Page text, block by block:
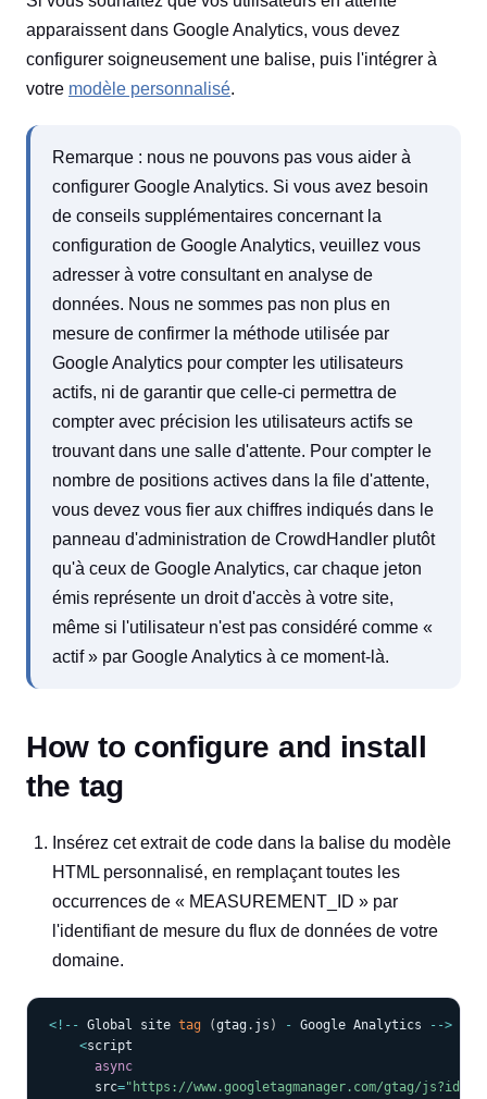
apparaissent dans Google Analytics, vous devez
configurer soigneusement une balise, puis l'intégrer à
votre modèle personnalisé.
Remarque : nous ne pouvons pas vous aider à
configurer Google Analytics. Si vous avez besoin
de conseils supplémentaires concernant la
configuration de Google Analytics, veuillez vous
adresser à votre consultant en analyse de
données. Nous ne sommes pas non plus en
mesure de confirmer la méthode utilisée par
Google Analytics pour compter les utilisateurs
actifs, ni de garantir que celle-ci permettra de
compter avec précision les utilisateurs actifs se
trouvant dans une salle d'attente. Pour compter le
nombre de positions actives dans la file d'attente,
vous devez vous fier aux chiffres indiqués dans le
panneau d'administration de CrowdHandler plutôt
qu'à ceux de Google Analytics, car chaque jeton
émis représente un droit d'accès à votre site,
même si l'utilisateur n'est pas considéré comme «
actif » par Google Analytics à ce moment-là.
How to configure and install
the tag
Insérez cet extrait de code dans la balise du modèle
HTML personnalisé, en remplaçant toutes les
occurrences de « MEASUREMENT_ID » par
l'identifiant de mesure du flux de données de votre
domaine.
< ! -- Global site tag (gtag. js ) - Google Analytics -->
<script
async
      src
="https://www.googletagmanager.com/gtag/
COPY